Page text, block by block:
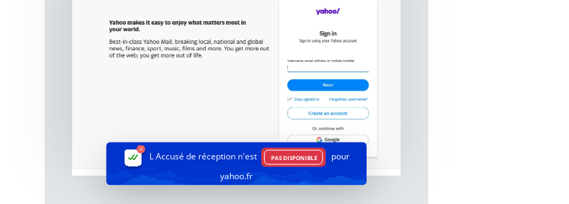
L Accusé de réceptionn'est PAS DISPONIBLE
pour
yahoo.fr